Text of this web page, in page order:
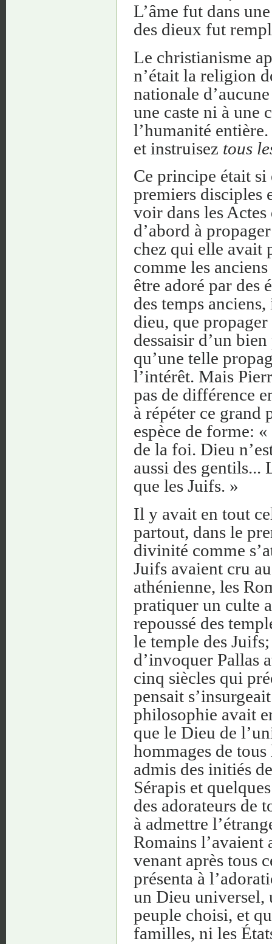
L’âme fut dans
des dieux fut
Le christianisme
n’était la religion
nationale
une caste ni à une
l’humanité
et instruisez tous
Ce principe était
premiers disciples
voir dans les Actes
d’abord à
chez qui elle avait
comme les
être adoré par des
des temps
dieu, que
dessaisir d’un
qu’une telle
l’intérêt. Mais
pas de différence
à répéter ce grand
espèce de forme:
de la foi. Dieu
aussi des gentils...
que les Juifs. »
Il y avait en tout
partout, dans le
divinité comme
Juifs avaient cru
athénienne, les
pratiquer un culte
repoussé des
le temple des
d’invoquer Pallas
cinq siècles qui
pensait
philosophie avait
que le Dieu de
hommages de
admis des initiés
Sérapis et
des adorateurs de
à admettre
Romains l’avaient
venant après tous
présenta à
un Dieu universel,
peuple choisi, et
familles, ni les